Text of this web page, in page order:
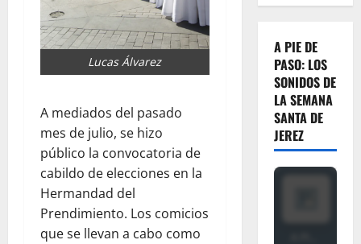
Lucas Álvarez
A mediados del pasado
mes de julio, se hizo
público la convocatoria de
cabildo de elecciones en la
Hermandad del
Prendimiento. Los comicios
que se llevan a cabo como
A PIE DE
PASO: LOS
SONIDOS DE
LA SEMANA
SANTA DE
JEREZ